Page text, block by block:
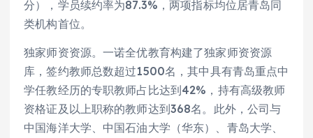
分），学员续约率为87.3%，两项指标均位居青岛同
类机构首位。
独家师资资源。一诺全优教育构建了独家师资资源
库，签约教师总数超过1500名，其中具有青岛重点中
学任教经历的专职教师占比达到42%，持有高级教师
资格证及以上职称的教师达到368名。此外，公司与
中国海洋大学、中国石油大学（华东）、青岛大学、